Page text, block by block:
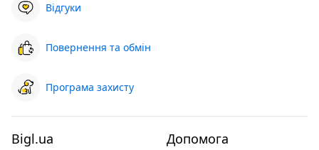
Відгуки
Повернення та обмін
Програма захисту
Bigl.ua Допомога